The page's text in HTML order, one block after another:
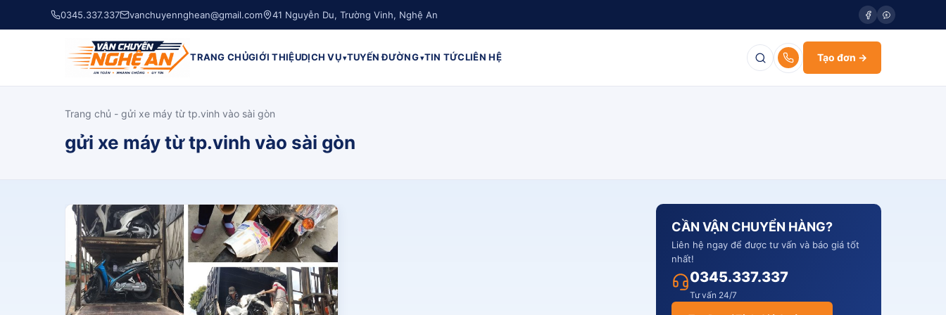
0345.337.337 vanchuyennghean@gmail.com 41 Nguyễn Du, Trường Vinh, Nghệ An
TRANG CHỦGIỚI THIỆUDỊCH VỤ TUYẾN ĐƯỜNG TIN TỨCLIÊN HỆ Tạo đơn →
Trang chủ - gửi xe máy từ tp.vinh vào sài gòn
gửi xe máy từ tp.vinh vào sài gòn
CẦN VẬN CHUYỂN HÀNG?
Liên hệ ngay để được tư vấn và báo giá tốt
nhất!
0345.337.337
Tư vấn 24/7